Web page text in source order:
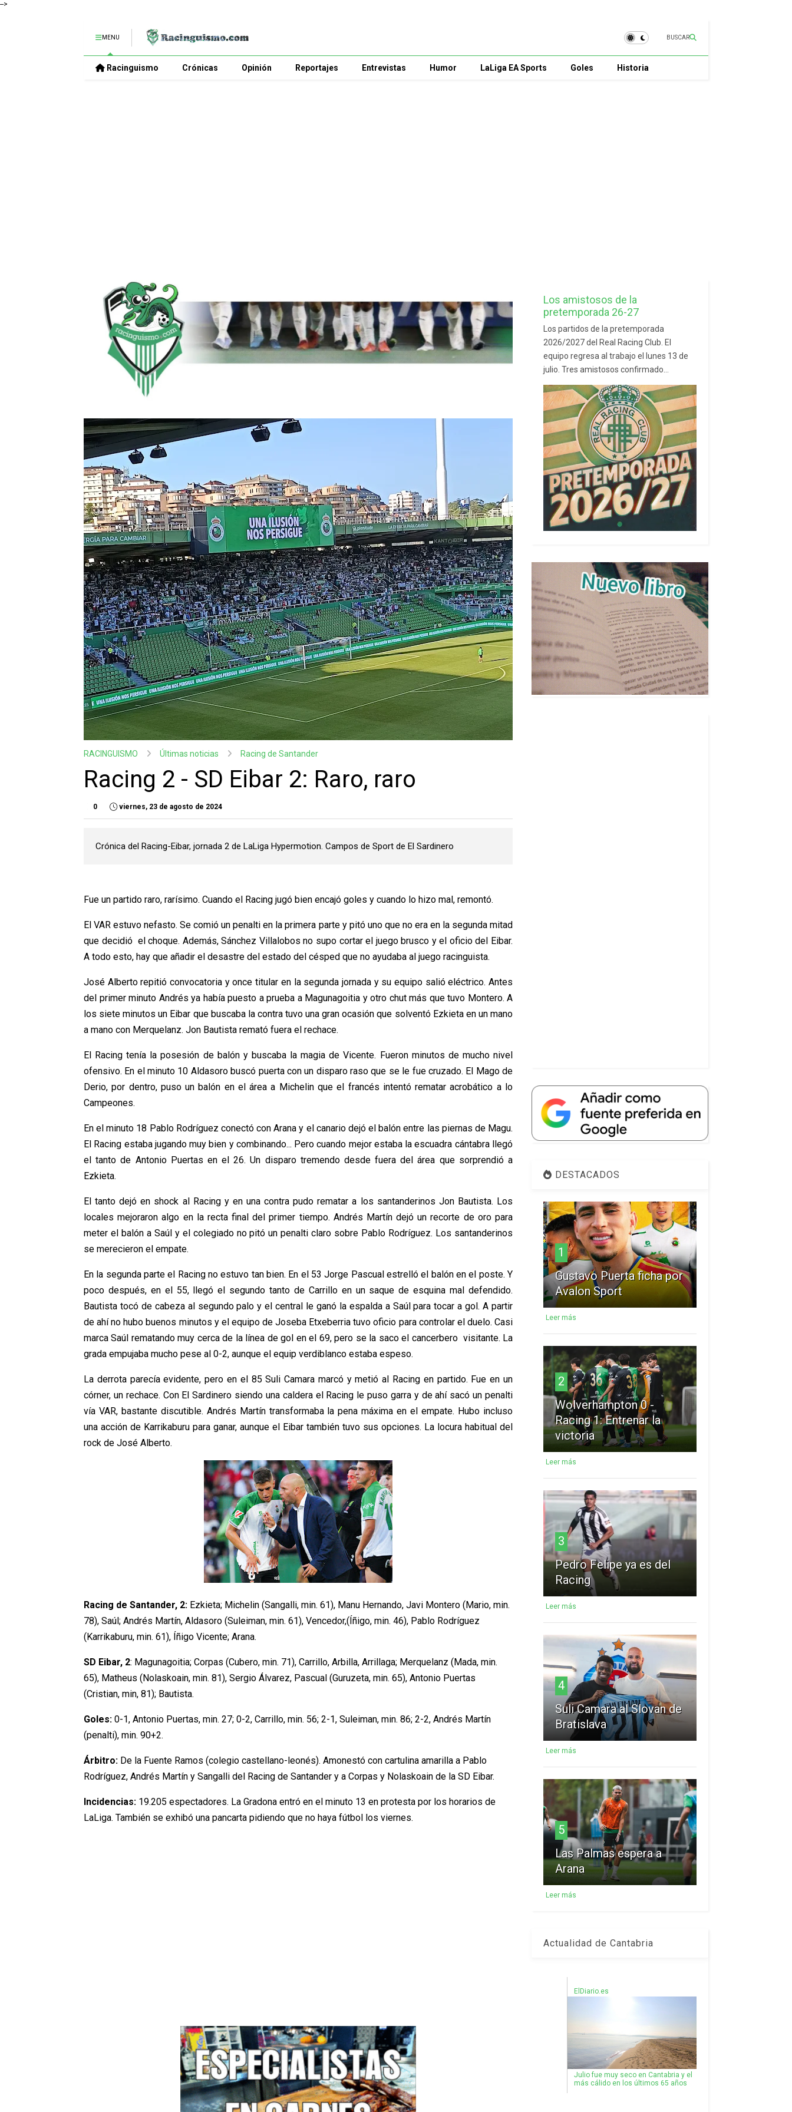
-->
MENU BUSCAR
Racinguismo Crónicas Opinión Reportajes Entrevistas Humor LaLiga EA Sports Goles Historia
RACINGUISMO Últimas noticias Racing de Santander
Racing 2 - SD Eibar 2: Raro, raro
0 viernes, 23 de agosto de 2024
Crónica del Racing-Eibar, jornada 2 de LaLiga Hypermotion. Campos de Sport de El Sardinero
Fue un partido raro, rarísimo. Cuando el Racing jugó bien encajó goles y cuando lo hizo mal, remontó.
El VAR estuvo nefasto. Se comió un penalti en la primera parte y pitó uno que no era en la segunda mitad
que decidió el choque. Además, Sánchez Villalobos no supo cortar el juego brusco y el oficio del Eibar.
A todo esto, hay que añadir el desastre del estado del césped que no ayudaba al juego racinguista.
José Alberto repitió convocatoria y once titular en la segunda jornada y su equipo salió eléctrico. Antes
del primer minuto Andrés ya había puesto a prueba a Magunagoitia y otro chut más que tuvo Montero. A
los siete minutos un Eibar que buscaba la contra tuvo una gran ocasión que solventó Ezkieta en un mano
a mano con Merquelanz. Jon Bautista remató fuera el rechace.
El Racing tenía la posesión de balón y buscaba la magia de Vicente. Fueron minutos de mucho nivel
ofensivo. En el minuto 10 Aldasoro buscó puerta con un disparo raso que se le fue cruzado. El Mago de
Derio, por dentro, puso un balón en el área a Michelin que el francés intentó rematar acrobático a lo
Campeones.
En el minuto 18 Pablo Rodríguez conectó con Arana y el canario dejó el balón entre las piernas de Magu.
El Racing estaba jugando muy bien y combinando... Pero cuando mejor estaba la escuadra cántabra llegó
el tanto de Antonio Puertas en el 26. Un disparo tremendo desde fuera del área que sorprendió a
Ezkieta.
El tanto dejó en shock al Racing y en una contra pudo rematar a los santanderinos Jon Bautista. Los
locales mejoraron algo en la recta final del primer tiempo. Andrés Martín dejó un recorte de oro para
meter el balón a Saúl y el colegiado no pitó un penalti claro sobre Pablo Rodríguez. Los santanderinos
se merecieron el empate.
En la segunda parte el Racing no estuvo tan bien. En el 53 Jorge Pascual estrelló el balón en el poste. Y
poco después, en el 55, llegó el segundo tanto de Carrillo en un saque de esquina mal defendido.
Bautista tocó de cabeza al segundo palo y el central le ganó la espalda a Saúl para tocar a gol. A partir
de ahí no hubo buenos minutos y el equipo de Joseba Etxeberria tuvo oficio para controlar el duelo. Casi
marca Saúl rematando muy cerca de la línea de gol en el 69, pero se la saco el cancerbero visitante. La
grada empujaba mucho pese al 0-2, aunque el equip verdiblanco estaba espeso.
La derrota parecía evidente, pero en el 85 Suli Camara marcó y metió al Racing en partido. Fue en un
córner, un rechace. Con El Sardinero siendo una caldera el Racing le puso garra y de ahí sacó un penalti
vía VAR, bastante discutible. Andrés Martín transformaba la pena máxima en el empate. Hubo incluso
una acción de Karrikaburu para ganar, aunque el Eibar también tuvo sus opciones. La locura habitual del
rock de José Alberto.
Racing de Santander, 2: Ezkieta; Michelin (Sangalli, min. 61), Manu Hernando, Javi Montero (Mario, min.
78), Saúl; Andrés Martín, Aldasoro (Suleiman, min. 61), Vencedor,(Íñigo, min. 46), Pablo Rodríguez
(Karrikaburu, min. 61), Íñigo Vicente; Arana.
SD Eibar, 2: Magunagoitia; Corpas (Cubero, min. 71), Carrillo, Arbilla, Arrillaga; Merquelanz (Mada, min.
65), Matheus (Nolaskoain, min. 81), Sergio Álvarez, Pascual (Guruzeta, min. 65), Antonio Puertas
(Cristian, min, 81); Bautista.
Goles: 0-1, Antonio Puertas, min. 27; 0-2, Carrillo, min. 56; 2-1, Suleiman, min. 86; 2-2, Andrés Martín
(penalti), min. 90+2.
Árbitro: De la Fuente Ramos (colegio castellano-leonés). Amonestó con cartulina amarilla a Pablo
Rodríguez, Andrés Martín y Sangalli del Racing de Santander y a Corpas y Nolaskoain de la SD Eibar.
Incidencias: 19.205 espectadores. La Gradona entró en el minuto 13 en protesta por los horarios de
LaLiga. También se exhibó una pancarta pidiendo que no haya fútbol los viernes.
Los amistosos de la
pretemporada 26-27
Los partidos de la pretemporada
2026/2027 del Real Racing Club. El
equipo regresa al trabajo el lunes 13 de
julio. Tres amistosos confirmado...
DESTACADOS
1
Gustavo Puerta ficha por
Avalon Sport
Leer más
2
Wolverhampton 0 -
Racing 1: Entrenar la
victoria
Leer más
3
Pedro Felipe ya es del
Racing
Leer más
4
Suli Camara al Slovan de
Bratislava
Leer más
5
Las Palmas espera a
Arana
Leer más
Actualidad de Cantabria
ElDiario.es
Julio fue muy seco en Cantabria y el
más cálido en los últimos 65 años